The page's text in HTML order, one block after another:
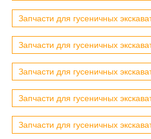
Запчасти для гусеничных
Запчасти для гусеничных
Запчасти для гусеничных
Запчасти для гусеничных
Запчасти для гусеничных